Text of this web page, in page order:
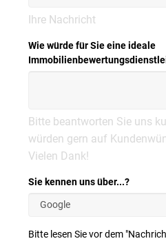
Ihre Nachricht
Wie würde für Sie eine ideale
Bitte beantworten Sie uns
würden gern auf
Vielen Dank!
Sie kennen uns über...?
Bitte lesen Sie vor dem